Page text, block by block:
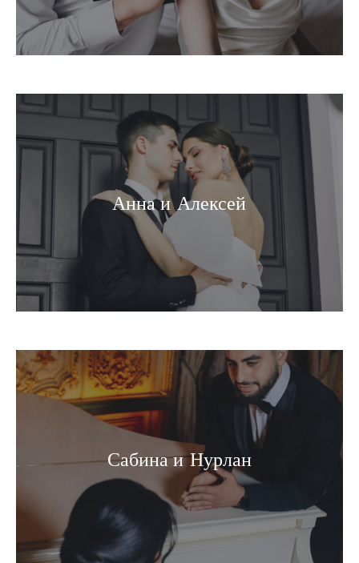
Анна и Алексей
Сабина и Нурлан